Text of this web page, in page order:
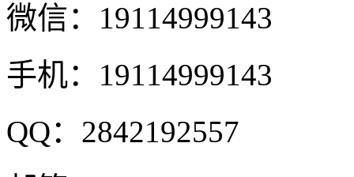
微信：19114999143
手机：19114999143
QQ：2842192557